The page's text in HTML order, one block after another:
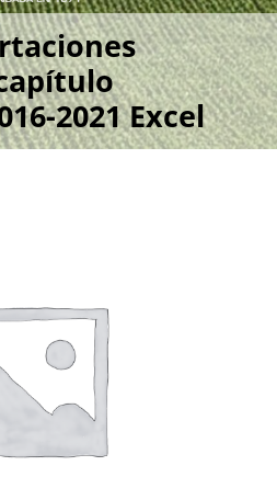
2021 Excel